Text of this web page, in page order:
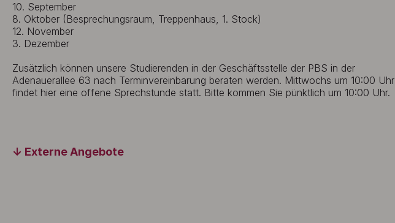
10. September
8. Oktober (Besprechungsraum, Treppenhaus, 1. Stock)
12. November
3. Dezember
Zusätzlich können unsere Studierenden in der Geschäftsstelle der PBS in der
Adenauerallee 63 nach Terminvereinbarung beraten werden. Mittwochs um 10:00 Uhr
findet hier eine offene Sprechstunde statt. Bitte kommen Sie pünktlich um 10:00 Uhr.
Externe Angebote